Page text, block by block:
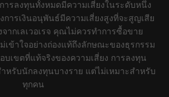
การลงทุนทั้งหมดมีความเสี่ยงในระดับหนึ่ง
ารเงินอนุพันธ์มีความเสี่ยงสูงที่จะสูญเสีย
จากเลเวอเรจ คุณไม่ควรทำการซื้อขาย
เข้าใจอย่างถ่องแท้ถึงลักษณะของธุรกรรม
เขตที่แท้จริงของความเสี่ยง การลงทุน
หรับนักลงทุนบางราย แต่ไม่เหมาะสำหรับ
ทุกคน